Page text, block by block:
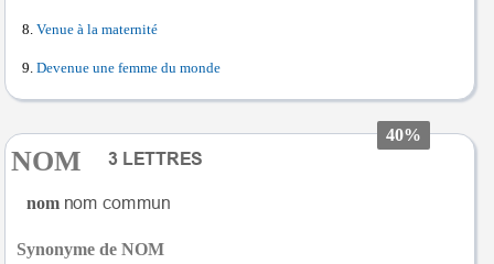
Venue à la maternité
Devenue une femme du monde
40%
NOM
nom
Synonyme de NOM